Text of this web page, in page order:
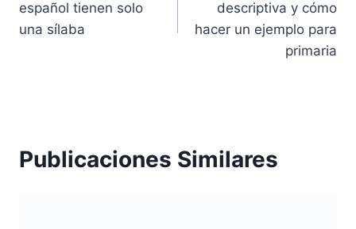
entradas
español tienen solo
una sílaba
descriptiva y cómo
hacer un ejemplo para
primaria
Publicaciones Similares